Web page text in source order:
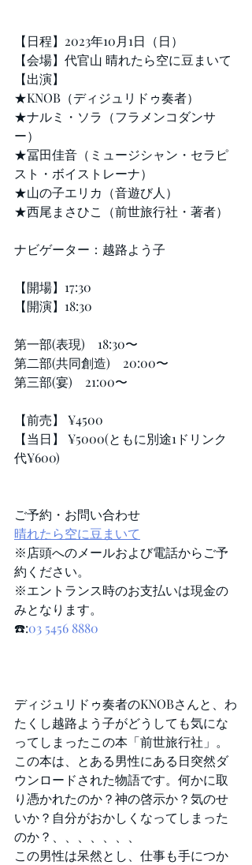
【日程】2023年10月1日（日）
【会場】代官山 晴れたら空に豆まいて
【出演】
★KNOB（ディジュリドゥ奏者）
★ナルミ・ソラ（フラメンコダンサ
ー）
★冨田佳音（ミュージシャン・セラピ
スト・ボイストレーナ）
★山の子エリカ（音遊び人）
★西尾まさひこ（前世旅行社・著者）
ナビゲーター：越路よう子
【開場】17:30
【開演】18:30
第一部(表現)　18:30〜
第二部(共同創造)　20:00〜
第三部(宴)　21:00〜
【前売】 ¥4500
【当日】 ¥5000(ともに別途1ドリンク
代¥600)
ご予約・お問い合わせ
晴れたら空に豆まいて
※店頭へのメールおよび電話からご予
約ください。
※エントランス時のお支払いは現金の
みとなります。
☎️:03 5456 8880
ディジュリドゥ奏者のKNOBさんと、わ
たくし越路よう子がどうしても気にな
ってしまったこの本「前世旅行社」。
この本は、とある男性にある日突然ダ
ウンロードされた物語です。何かに取
り憑かれたのか？神の啓示か？気のせ
いか？自分がおかしくなってしまった
のか？、、、、、、、
この男性は呆然とし、仕事も手につか